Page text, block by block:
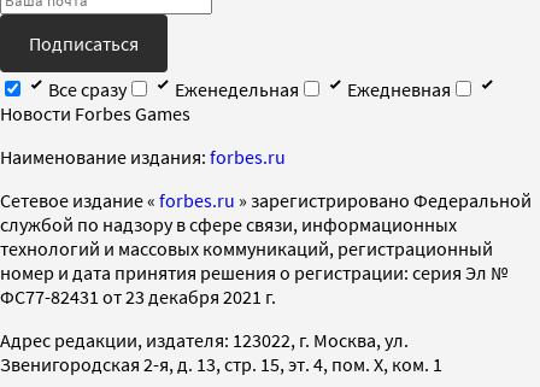
Подписаться
Все сразу
Еженедельная
Ежедневная
Новости Forbes Games
Наименование издания: forbes.ru
Cетевое издание « forbes.ru » зарегистрировано Федеральной
службой по надзору в сфере связи, информационных
технологий и массовых коммуникаций, регистрационный
номер и дата принятия решения о регистрации: серия Эл №
ФС77-82431 от 23 декабря 2021 г.
Адрес редакции, издателя: 123022, г. Москва, ул.
Звенигородская 2-я, д. 13, стр. 15, эт. 4, пом. X, ком. 1